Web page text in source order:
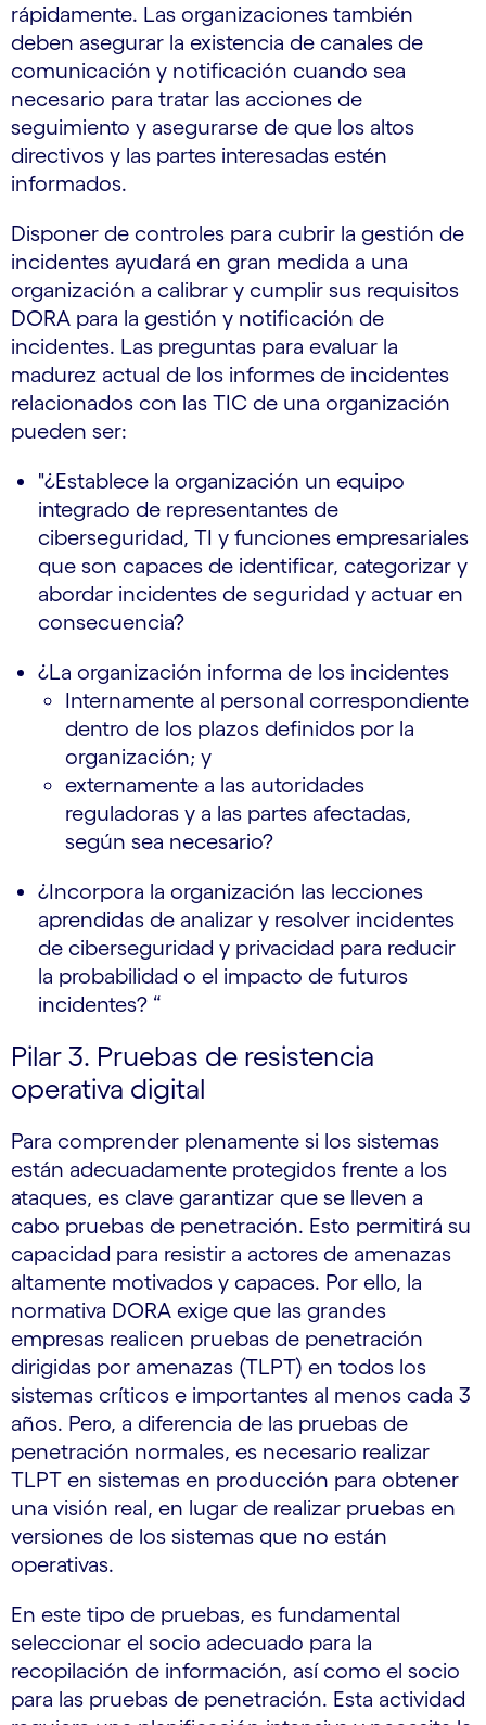
rápidamente. Las organizaciones también
deben asegurar la existencia de canales de
comunicación y notificación cuando sea
necesario para tratar las acciones de
seguimiento y asegurarse de que los altos
directivos y las partes interesadas estén
informados.
Disponer de controles para cubrir la gestión de
incidentes ayudará en gran medida a una
organización a calibrar y cumplir sus requisitos
DORA para la gestión y notificación de
incidentes. Las preguntas para evaluar la
madurez actual de los informes de incidentes
relacionados con las TIC de una organización
pueden ser:
"¿Establece la organización un equipo
integrado de representantes de
ciberseguridad, TI y funciones empresariales
que son capaces de identificar, categorizar y
abordar incidentes de seguridad y actuar en
consecuencia?
¿La organización informa de los incidentes
Internamente al personal correspondiente
dentro de los plazos definidos por la
organización; y
externamente a las autoridades
reguladoras y a las partes afectadas,
según sea necesario?
¿Incorpora la organización las lecciones
aprendidas de analizar y resolver incidentes
de ciberseguridad y privacidad para reducir
la probabilidad o el impacto de futuros
incidentes? “
Pilar 3. Pruebas de resistencia
operativa digital
Para comprender plenamente si los sistemas
están adecuadamente protegidos frente a los
ataques, es clave garantizar que se lleven a
cabo pruebas de penetración. Esto permitirá su
capacidad para resistir a actores de amenazas
altamente motivados y capaces. Por ello, la
normativa DORA exige que las grandes
empresas realicen pruebas de penetración
dirigidas por amenazas (TLPT) en todos los
sistemas críticos e importantes al menos cada 3
años. Pero, a diferencia de las pruebas de
penetración normales, es necesario realizar
TLPT en sistemas en producción para obtener
una visión real, en lugar de realizar pruebas en
versiones de los sistemas que no están
operativas.
En este tipo de pruebas, es fundamental
seleccionar el socio adecuado para la
recopilación de información, así como el socio
para las pruebas de penetración. Esta actividad